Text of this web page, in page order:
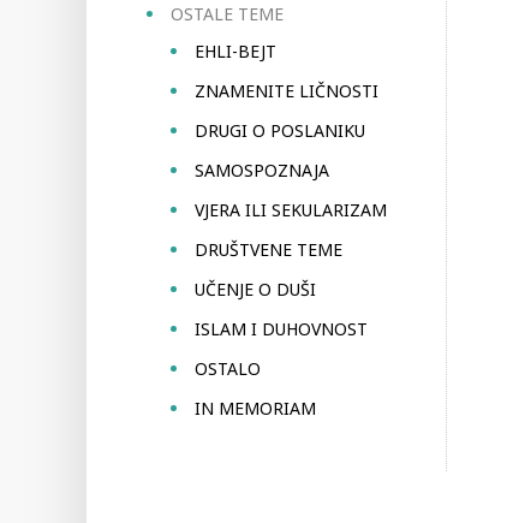
OSTALE TEME
EHLI-BEJT
ZNAMENITE LIČNOSTI
DRUGI O POSLANIKU
SAMOSPOZNAJA
VJERA ILI SEKULARIZAM
DRUŠTVENE TEME
UČENJE O DUŠI
ISLAM I DUHOVNOST
OSTALO
IN MEMORIAM